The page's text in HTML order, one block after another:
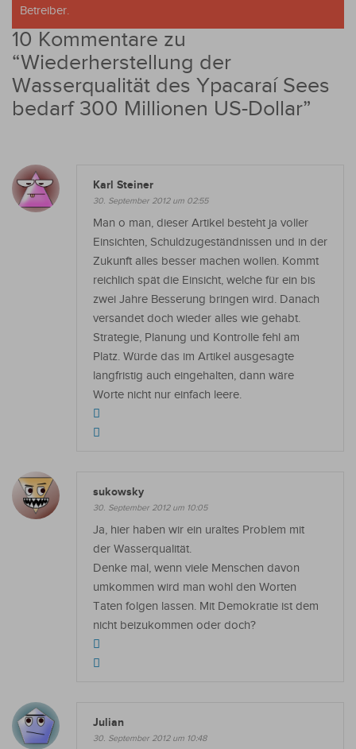
Betreiber.
10 Kommentare zu
“Wiederherstellung der
Wasserqualität des Ypacaraí Sees
bedarf 300 Millionen US-Dollar”
Karl Steiner
30. September 2012 um 02:55
Man o man, dieser Artikel besteht ja voller
Einsichten, Schuldzugeständnissen und in der
Zukunft alles besser machen wollen. Kommt
reichlich spät die Einsicht, welche für ein bis
zwei Jahre Besserung bringen wird. Danach
versandet doch wieder alles wie gehabt.
Strategie, Planung und Kontrolle fehl am
Platz. Würde das im Artikel ausgesagte
langfristig auch eingehalten, dann wäre
Worte nicht nur einfach leere.
sukowsky
30. September 2012 um 10:05
Ja, hier haben wir ein uraltes Problem mit
der Wasserqualität.
Denke mal, wenn viele Menschen davon
umkommen wird man wohl den Worten
Taten folgen lassen. Mit Demokratie ist dem
nicht beizukommen oder doch?
Julian
30. September 2012 um 10:48